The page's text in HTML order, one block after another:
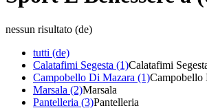
nessun risultato (de)
tutti (de)
Calatafimi Segesta (1)Calatafimi
Campobello Di Mazara (1)Campobello
Marsala (2)Marsala
Pantelleria (3)Pantelleria